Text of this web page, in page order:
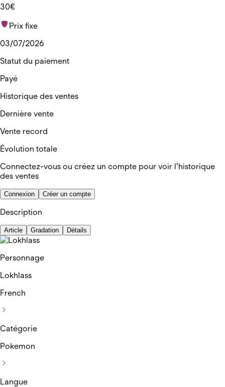
30€
Prix fixe
03/07/2026
Statut du paiement
Payé
Historique des ventes
Dernière vente
Vente record
Évolution totale
Connectez-vous ou créez un compte pour voir l'historique
des ventes
Connexion Créer un compte
Description
Article Gradation Détails
Personnage
Lokhlass
French
Catégorie
Pokemon
Langue